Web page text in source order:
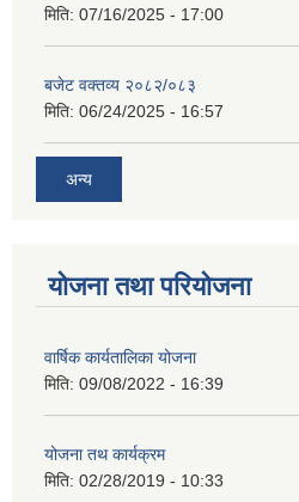
मिति: 07/16/2025 - 17:00
बजेट वक्तव्य २०८२/०८३
मिति: 06/24/2025 - 16:57
अन्य
योजना तथा परियोजना
वार्षिक कार्यतालिका योजना
मिति: 09/08/2022 - 16:39
योजना तथ कार्यक्रम
मिति: 02/28/2019 - 10:33